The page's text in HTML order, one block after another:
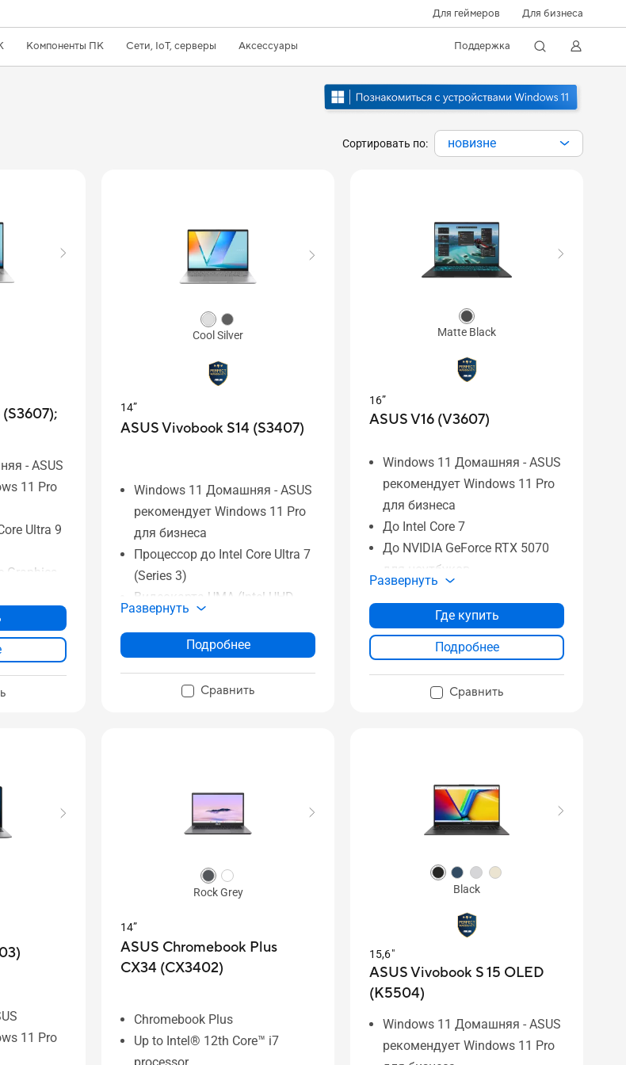
Для геймеров Для бизнеса
Компоненты ПК Сети, IoT, серверы Аксессуары Поддержка
Сортировать по: новизне
- ASUS
11 Pro
Ultra 9
Cool Silver
14”
ASUS Vivobook S14 (S3407)
Windows 11 Домашняя - ASUS
рекомендует Windows 11 Pro
для бизнеса
Процессор до Intel Core Ultra 7
(Series 3)
Видеокарта UMA (Intel UHD
Graphics)
До 32 ГБ памяти DDR5
До 1 ТБ PCIe 4.0 x4 SSD
14” WUXGA OLED 60 Гц
распознаванием лица
Развернуть
Подробнее
Сравнить
Matte Black
16”
ASUS V16 (V3607)
Windows 11 Домашняя - ASUS
рекомендует Windows 11 Pro
для бизнеса
До Intel Core 7
До NVIDIA GeForce RTX 5070
для ноутбуков
До 32 ГБ памяти DDR5
До 1 ТБ SSD
16" 144 Гц FHD-дисплей
Увеличенный тачпад
Комплект интерфейсов
Сертифицированная
Развернуть
Где купить
Подробнее
Сравнить
11 Pro
Rock Grey
14”
ASUS Chromebook Plus
CX34 (CX3402)
Chromebook Plus
Up to Intel® 12th Core™ i7
processor
Black
15,6"
ASUS Vivobook S 15 OLED
(K5504)
Windows 11 Домашняя - ASUS
рекомендует Windows 11 Pro